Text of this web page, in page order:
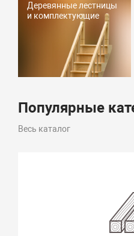
Деревянные лестницы
и комплектующие
Популярные
Весь каталог